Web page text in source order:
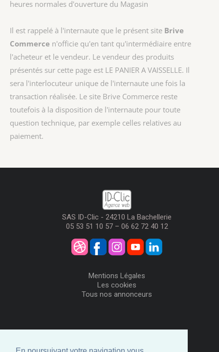
heures normales d'ouverture du Magasin
Il est rappelé à l'internaute que le présent site Brive
Commerce n'officie qu'en tant qu'intermédiaire entre
l'acheteur et le vendeur. Le vendeur des produits
présentés sur cette page est LE PANIER A VAISSELLE. Il
sera l'interlocuteur unique de l'internaute une fois la
transaction réalisée. Le site Brive Commerce reste
toutefois à la disposition de l'internaute pour toute
question technique, par exemple celles relatives au
paiement.
SAS ID-Clic - 24210 La Bachellerie
05 53 51 10 57 – 06 62 72 40 12
Mentions Légales
Les cookies
Tous nos annonceurs
Me Connecter